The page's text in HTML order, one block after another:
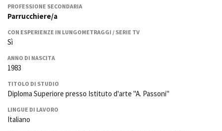
Bilancio sociale
trasparente
Sostenibilità ambientale
SERVIZI
Servizi generali
Location scouting
Spazi nella sede FCTP
Open Day
Rotterdam
PROFESSIONE SECONDARIA
Parrucchiere/a
CON ESPERIENZE IN LUNGOMETRAGGI / SERIE TV
Sì
ANNO DI NASCITA
1983
TITOLO DI STUDIO
Diploma Superiore presso Istituto d'arte "A. Passoni"
LINGUE DI LAVORO
Italiano